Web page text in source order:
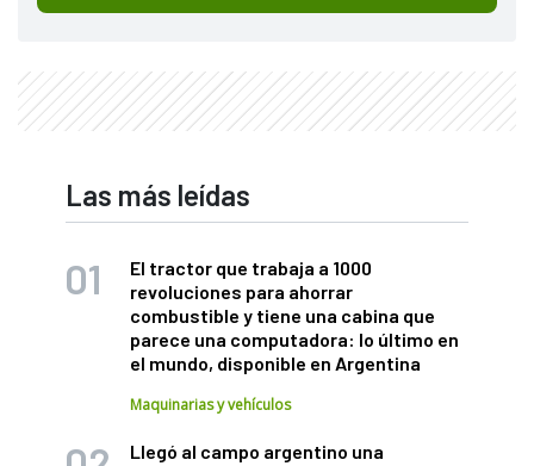
Las más leídas
El tractor que trabaja a 1000
revoluciones para ahorrar
combustible y tiene una cabina que
parece una computadora: lo último en
el mundo, disponible en Argentina
Maquinarias y vehículos
Llegó al campo argentino una